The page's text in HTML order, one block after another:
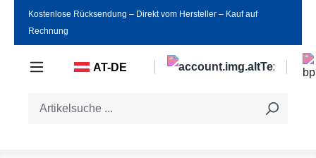
Zum Hauptinhalt springen
Kostenlose Rücksendung ‒ Direkt vom Hersteller ‒ Kauf auf
Rechnung
AT-DE